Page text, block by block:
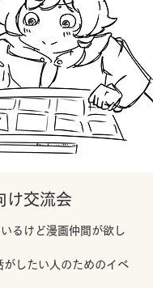
け交流会
るけど漫画仲間が欲し
したい人のためのイベ